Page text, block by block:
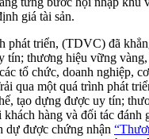
giá tài sản.
phát triển, (TDVC) đã
tín; thương hiệu vững
tổ chức, doanh nghiệp,
qua một quá trình phát
tạo dựng được uy tín;
hàng và đối tác đánh
dự được chứng nhận